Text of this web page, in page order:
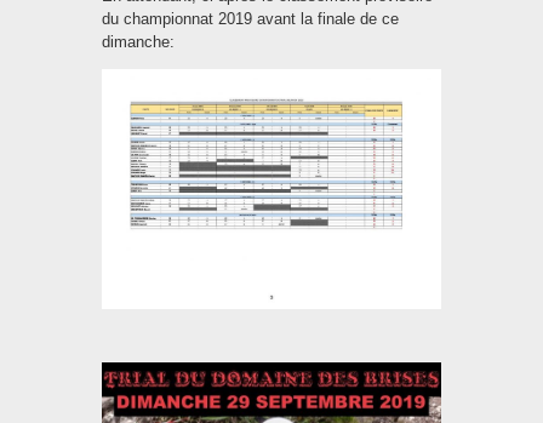
du championnat 2019 avant la finale de ce
dimanche: